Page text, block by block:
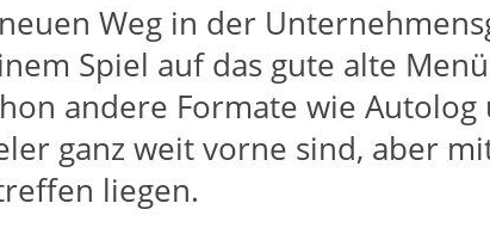
Weg in der
Spiel auf das gute alte
andere Formate wie Autolog
ganz weit vorne sind, aber
liegen.